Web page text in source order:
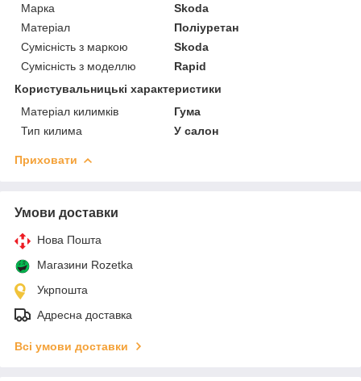
Марка
Skoda
Матеріал
Поліуретан
Сумісність з маркою
Skoda
Сумісність з моделлю
Rapid
Користувальницькі характеристики
Матеріал килимків
Гума
Тип килима
У салон
Приховати
Умови доставки
Нова Пошта
Магазини Rozetka
Укрпошта
Адресна доставка
Всі умови доставки